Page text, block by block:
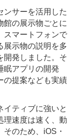
ンサーを活用した
館の展示物ごとに
スマートフォンで
展示物の説明を多
開発しました。そ
眠アプリの開発
の提案なども実績
イティブに強いと
理速度は速く、動
のため、iOS・